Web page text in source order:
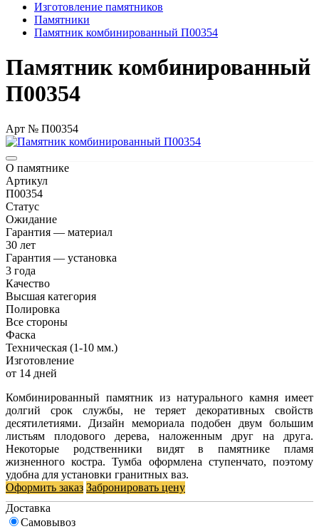
Изготовление памятников
Памятники
Памятник комбинированный П00354
Памятник комбинированный
П00354
Арт № П00354
О памятнике
Артикул
П00354
Статус
Ожидание
Гарантия — материал
30 лет
Гарантия — установка
3 года
Качество
Высшая категория
Полировка
Все стороны
Фаска
Техническая (1-10 мм.)
Изготовление
от 14 дней
Комбинированный памятник из натурального камня имеет
долгий срок службы, не теряет декоративных свойств
десятилетиями. Дизайн мемориала подобен двум большим
листьям плодового дерева, наложенным друг на друга.
Некоторые родственники видят в памятнике пламя
жизненного костра. Тумба оформлена ступенчато, поэтому
удобна для установки гранитных ваз.
Оформить заказ Забронировать цену
Доставка
Самовывоз